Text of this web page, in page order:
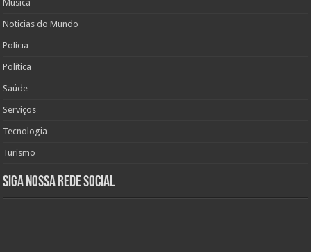
Musica
Noticias do Mundo
Polícia
Política
Saúde
Serviços
Tecnologia
Turismo
Siga nossa rede social